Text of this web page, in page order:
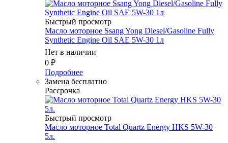
Быстрый просмотр
Масло мотоpное Ssang Yong Diesel/Gasoline Fully
Synthetic Engine Oil SAE 5W-30 1л
Нет в наличии
0 ₽
Подробнее
Замена бесплатно
Рассрочка
Быстрый просмотр
Масло мотоpное Total Quartz Energy HKS 5W-30
5л.